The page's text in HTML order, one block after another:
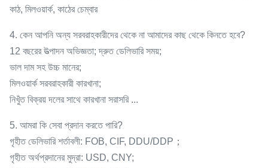
কাঠ, মিলওয়ার্ক, কাঠের চেম্বার
4. কেন আপনি অন্য সরবরাহকারীদের থেকে না আমাদের কাছ থেকে কিনতে হবে?
12 বছরের উত্পাদন অভিজ্ঞতা; দ্রুত ডেলিভারি সময়;
ভাল দাম সহ উচ্চ মানের;
মিলওয়ার্ক সরবরাহকারী কারখানা;
নিখুঁত বিক্রয় দলের সাথে কারখানা সরাসরি ...
5. আমরা কি সেবা প্রদান করতে পারি?
গৃহীত ডেলিভারি শর্তাবলী: FOB, CIF, DDU/DDP；
গৃহীত অর্থপ্রদানের মুদ্রা: USD, CNY;